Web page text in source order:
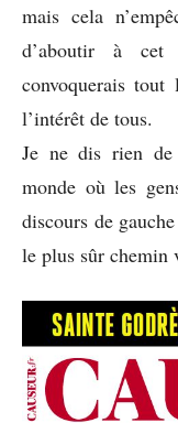
mais cela
d’aboutir à
convoquerais
l’intérêt de tous.
Je ne dis rien de
monde où les
discours de
le plus sûr chemin